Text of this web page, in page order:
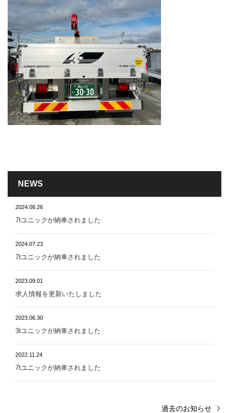
NEWS
2024.08.26
7tユニックが納車されました
2024.07.23
7tユニックが納車されました
2023.09.01
求人情報を更新いたしました
2023.06.30
3tユニックが納車されました
2022.11.24
7tユニックが納車されました
過去のお知らせ